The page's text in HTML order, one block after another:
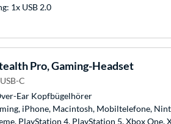
1x USB 2.0
Pro, Gaming-Headset
C
Ear Kopfbügelhörer
iPhone, Macintosh, Mobiltelefone,
PlayStation 4, PlayStation 5, Xbox One,